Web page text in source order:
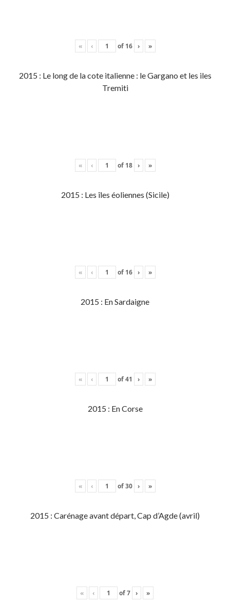
« ‹ of 16 › »
2015 : Le long de la cote italienne : le Gargano et les iles
Tremiti
« ‹ of 18 › »
2015 : Les îles éoliennes (Sicile)
« ‹ of 16 › »
2015 : En Sardaigne
« ‹ of41 › »
2015 : En Corse
« ‹ of30 › »
2015 : Carénage avant départ, Cap d’Agde (avril)
« ‹ of7 › »